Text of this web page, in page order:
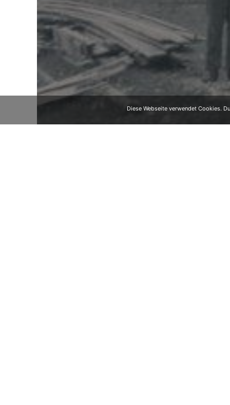
Diese Webseite verwendet Cookies.